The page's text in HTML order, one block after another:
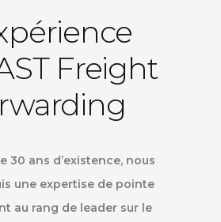
Freight
30 ans d’existence, nous
une expertise de pointe
au rang de leader sur le